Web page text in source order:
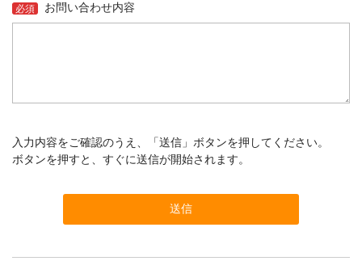
リング・あて革
ソフトレリーズ「小丸」 フィルムカメラ
必須 お問い合わせ内容
入力内容をご確認のうえ、「送信」ボタンを押してください。
ボタンを押すと、すぐに送信が開始されます。